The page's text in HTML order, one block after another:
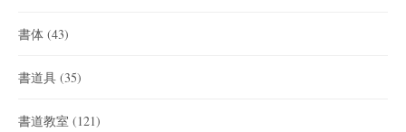
書体 (43)
書道具 (35)
書道教室 (121)